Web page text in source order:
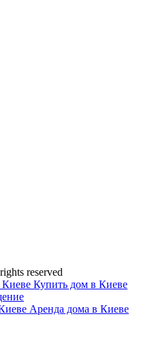
reserved
Киеве Купить дом в Киеве
Аренда дома в Киеве